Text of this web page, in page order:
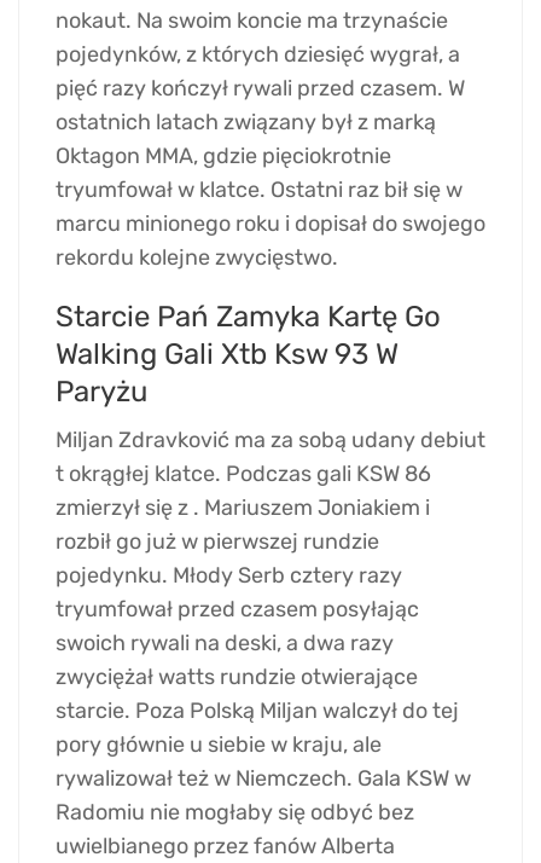
nokaut. Na swoim koncie ma trzynaście
pojedynków, z których dziesięć wygrał, a
pięć razy kończył rywali przed czasem. W
ostatnich latach związany był z marką
Oktagon MMA, gdzie pięciokrotnie
tryumfował w klatce. Ostatni raz bił się w
marcu minionego roku i dopisał do swojego
rekordu kolejne zwycięstwo.
Starcie Pań Zamyka Kartę Go
Walking Gali Xtb Ksw 93 W
Paryżu
Miljan Zdravković ma za sobą udany debiut
t okrągłej klatce. Podczas gali KSW 86
zmierzył się z . Mariuszem Joniakiem i
rozbił go już w pierwszej rundzie
pojedynku. Młody Serb cztery razy
tryumfował przed czasem posyłając
swoich rywali na deski, a dwa razy
zwyciężał watts rundzie otwierające
starcie. Poza Polską Miljan walczył do tej
pory głównie u siebie w kraju, ale
rywalizował też w Niemczech. Gala KSW w
Radomiu nie mogłaby się odbyć bez
uwielbianego przez fanów Alberta